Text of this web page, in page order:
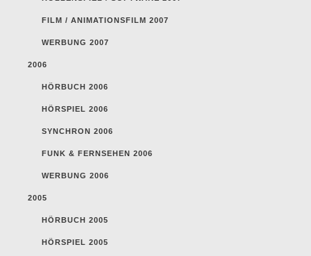
FILM / ANIMATIONSFILM 2007
WERBUNG 2007
2006
HÖRBUCH 2006
HÖRSPIEL 2006
SYNCHRON 2006
FUNK & FERNSEHEN 2006
WERBUNG 2006
2005
HÖRBUCH 2005
HÖRSPIEL 2005